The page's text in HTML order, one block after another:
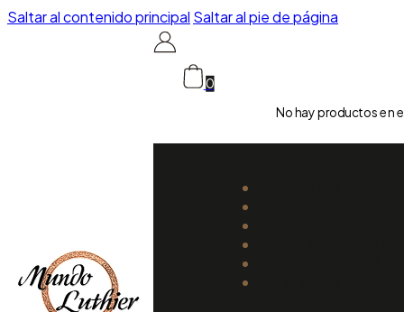
Saltar al contenido principal Saltar al pie de página
0
No hay productos en